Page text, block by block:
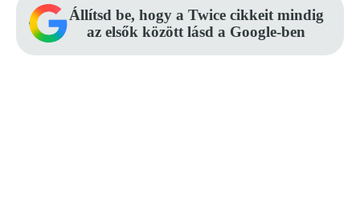
Állítsd be, hogy a Twice cikkeit mindig
az elsők között lásd a Google-ben